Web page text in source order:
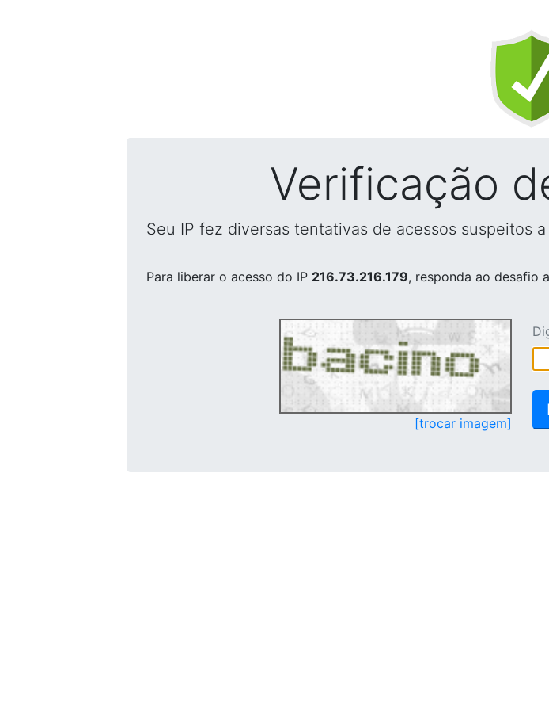
Verificação
Seu IP fez diversas tentativas de acessos suspeitos
Para liberar o acesso do IP 216.73.216.179, responda ao desafio
[trocar imagem]